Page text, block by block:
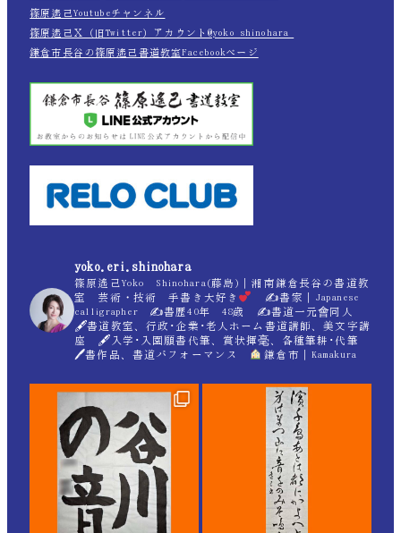
篠原遙己Youtubeチャンネル
篠原遙己Ｘ（旧Twitter）アカウント@yoko_shinohara_
鎌倉市長谷の篠原遙己書道教室Facebookページ
yoko.eri.shinohara
篠原遙己Yoko Shinohara(藤島)｜湘南鎌倉長谷の書道教
室 芸術・技術 手書き大好き
✍書家｜Japanese
calligrapher ✍書歴40年 48歳 ✍書道一元會同人
🖋書道教室、行政･企業･老人ホーム書道講師、美文字講
座 🖋入学･入園願書代筆、賞状揮毫、各種筆耕･代筆
🖊書作品、書道パフォーマンス
鎌倉市｜Kamakura